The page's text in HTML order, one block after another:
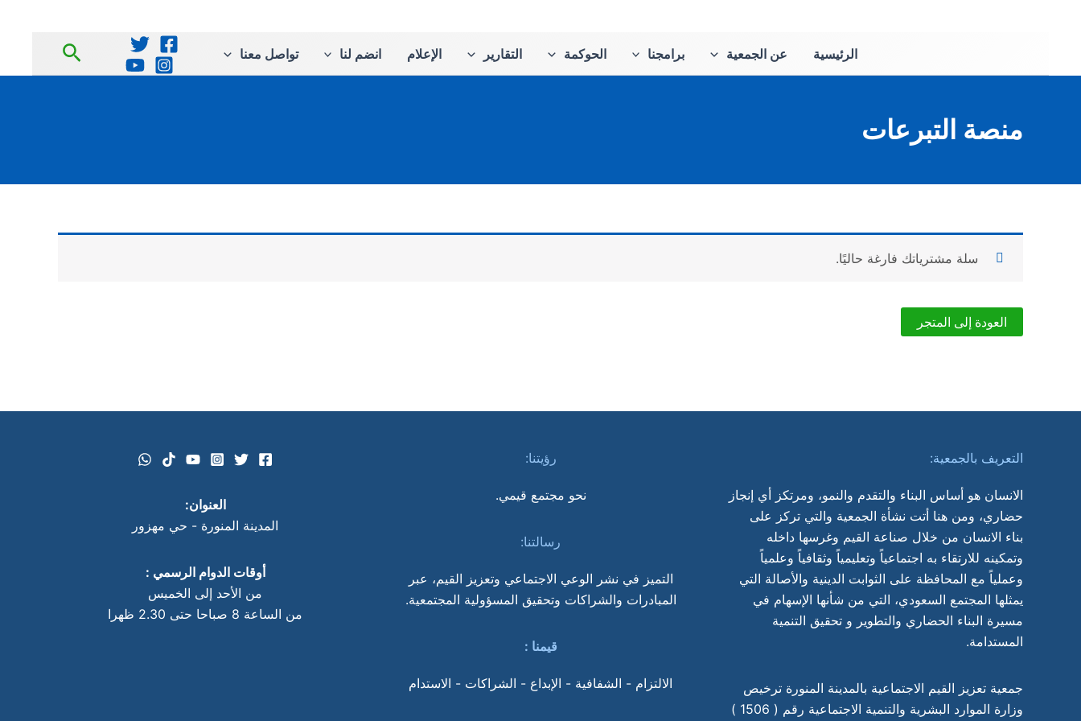
الرئيسية عن الجمعية برامجنا الحوكمة التقارير الإعلام انضم لنا تواصل معنا البحث
منصة التبرعات
سلة مشترياتك فارغة حاليًا.
العودة إلى المتجر
التعريف بالجمعية:
الانسان هو أساس البناء والتقدم والنمو، ومرتكز أي إنجاز
حضاري، ومن هنا أتت نشأة الجمعية والتي تركز على
بناء الانسان من خلال صناعة القيم وغرسها داخله
وتمكينه للارتقاء به اجتماعياً وتعليمياً وثقافياً وعلمياً
وعملياً مع المحافظة على الثوابت الدينية والأصالة التي
يمثلها المجتمع السعودي، التي من شأنها الإسهام في
مسيرة البناء الحضاري والتطوير و تحقيق التنمية
المستدامة.
جمعية تعزيز القيم الاجتماعية بالمدينة المنورة ترخيص
وزارة الموارد البشرية والتنمية الاجتماعية رقم ( 1506 )
رؤيتنا:
نحو مجتمع قيمي.
رسالتنا:
التميز في نشر الوعي الاجتماعي وتعزيز القيم، عبر
المبادرات والشراكات وتحقيق المسؤولية المجتمعية.
قيمنا :
الالتزام - الشفافية - الإبداع - الشراكات - الاستدام
العنوان:
المدينة المنورة - حي مهزور
أوقات الدوام الرسمي :
من الأحد إلى الخميس
من الساعة 8 صباحا حتى 2.30 ظهرا